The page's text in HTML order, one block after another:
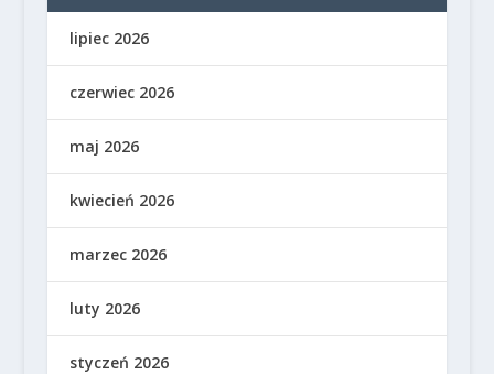
lipiec 2026
czerwiec 2026
maj 2026
kwiecień 2026
marzec 2026
luty 2026
styczeń 2026